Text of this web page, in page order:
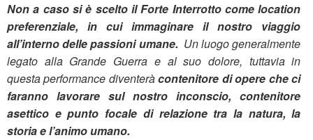
Non a caso si è scelto il Forte Interrotto come location
preferenziale, in cui immaginare il nostro viaggio
all’interno delle passioni umane. Un luogo generalmente
legato alla Grande Guerra e al suo dolore, tuttavia in
questa performance diventeràcontenitore di opere che ci
faranno lavorare sul nostro inconscio, contenitore
asettico e punto focale di relazione tra la natura, la
storia e l’animo umano.